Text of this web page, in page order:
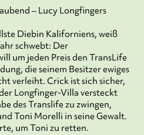
– Lucy Longfingers
Diebin Kaliforniens, weiß
schwebt: Der
um jeden Preis den TransLife
die seinem Besitzer ewiges
verleiht. Crick ist sich sicher,
Longfinger-Villa versteckt
des Translife zu zwingen,
Toni Morelli in seine Gewalt.
um Toni zu retten.